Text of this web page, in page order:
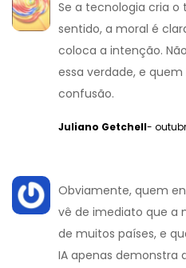
Se a tecnologia cria o
sentido, a moral é
coloca a intenção.
essa verdade, e
confusão.
Juliano Getchell-
Obviamente, quem
vê de imediato que a
de muitos países, e
IA apenas demonstra